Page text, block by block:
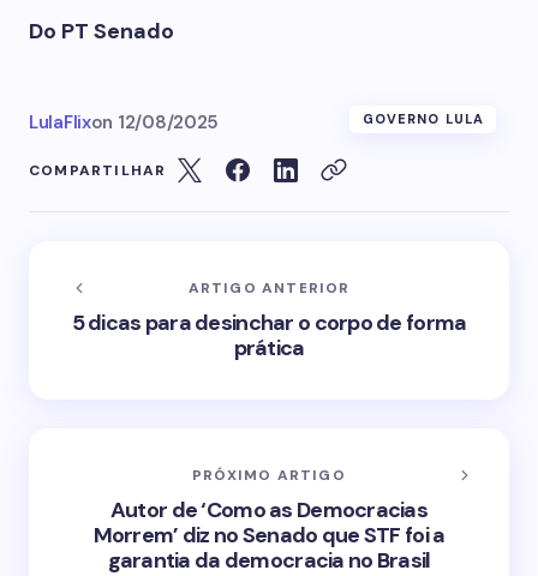
Do PT Senado
LulaFlixon 12/08/2025 GOVERNO LULA
COMPARTILHAR
ARTIGO ANTERIOR
5 dicas para desinchar o corpo de forma
prática
PRÓXIMO ARTIGO
Autor de ‘Como as Democracias
Morrem’ diz no Senado que STF foi a
garantia da democracia no Brasil